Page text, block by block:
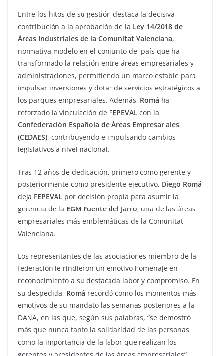
Entre los hitos de su gestión destaca la decisiva
contribución a la aprobación de la Ley 14/2018 de
Áreas Industriales de la Comunitat Valenciana,
normativa modelo en el conjunto del país que ha
transformado la relación entre áreas empresariales y
administraciones, permitiendo un marco estable para
impulsar inversiones y dotar de servicios estratégicos a
los parques empresariales. Además, Romá ha
reforzado la vinculación de FEPEVAL con la
Confederación Española de Áreas Empresariales
(CEDAES), contribuyendo e impulsando cambios
legislativos a nivel nacional.
Tras 12 años de dedicación, primero como gerente y
posteriormente como presidente ejecutivo, Diego Romá
deja FEPEVAL por decisión propia para asumir la
gerencia de la EGM Fuente del Jarro, una de las áreas
empresariales más emblemáticas de la Comunitat
Valenciana.
Los representantes de las asociaciones miembro de la
federación le rindieron un emotivo homenaje en
reconocimiento a su destacada labor y compromiso. En
su despedida, Romá recordó como los momentos más
emotivos de su mandato las semanas posteriores a la
DANA, en las que, según sus palabras, “se demostró
más que nunca tanto la solidaridad de las personas
como la importancia de la labor que realizan los